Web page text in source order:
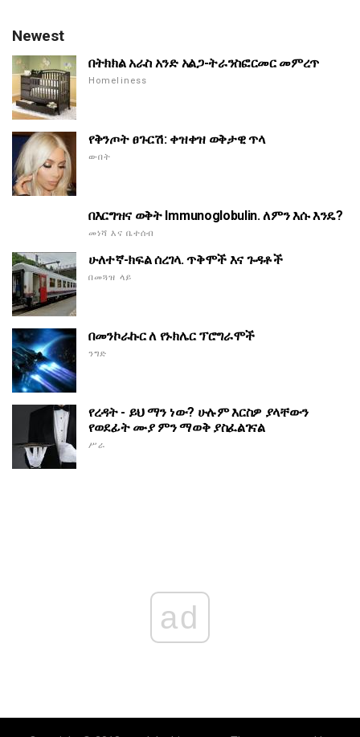
Newest
በትክክል አራስ አንድ አልጋ-ትራንስፎርመር መምረጥ
Homeliness
የቅንጦት ፀጉርሽ: ቀዝቀዝ ወቅታዊ ጥላ
ውበት
በእርግዝና ወቅት Immunoglobulin. ለምን እሱ እንዴ?
መነሻ እና ቤተሰብ
ሁለተኛ-ክፍል ሰረገላ. ጥቅሞች እና ጉዳቶች
በመጓዝ ላይ
በመንኮራኩር ለ የኑክሌር ፕሮግራሞች
ንግድ
የረዳት - ይህ ማን ነው? ሁሉም እርስዎ ያላቸውን
የወደፊት ሙያ ምን ማወቅ ያስፈልገናል
ሥራ
ad